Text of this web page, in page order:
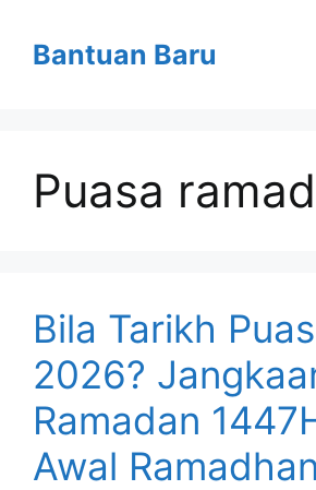
contentBantuan Baru
Puasa
Bila Tarikh
2026?
Ramadan
Awal Ramadhan